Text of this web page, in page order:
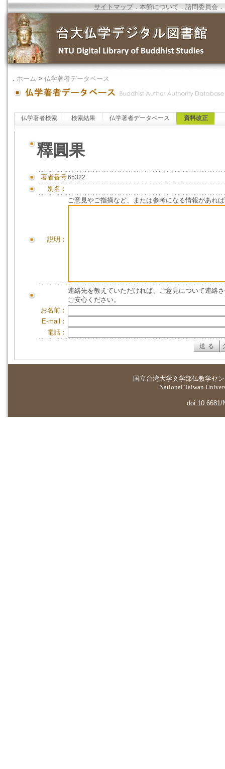
サイトマップ．本館について ．諮問委員会 ．
． ホーム > 仏学著者データベース
仏学著者検索 検索結果 仏学著者データベース 資料改正
釋圓果
著者番号65322
別名：
説明：
ご意見やご指摘など、または参考になる情報があれ
連絡先を教えていただければ、ご意見について連絡
ご安心ください。
お名前：
E-mail：
電話：
国立台湾大学文学部仏教学セ
National Taiwan
doi:10.6681/